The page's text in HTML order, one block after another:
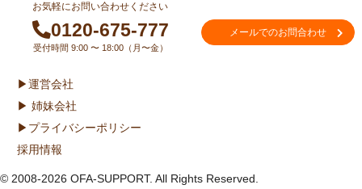
お気軽にお問い合わせください
0120-675-777
受付時間 9:00 〜 18:00（月〜金）
メールでのお問合わせ
▶運営会社
▶ 姉妹会社
▶プライバシーポリシー
採用情報
© 2008-2026 OFA-SUPPORT. All Rights Reserved.